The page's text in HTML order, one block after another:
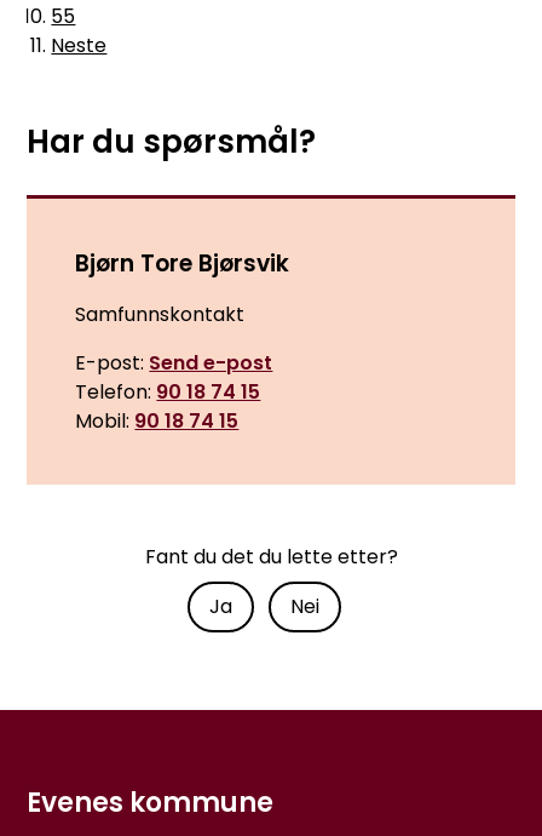
55
Neste
Har du spørsmål?
Bjørn Tore Bjørsvik
Samfunnskontakt
E-post Send e-post
Telefon 90 18 74 15
Mobil 90 18 74 15
Fant du det du lette etter?
Ja
Nei
Evenes kommune